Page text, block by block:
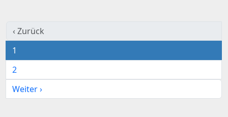
‹ Zurück
1
2
Weiter ›